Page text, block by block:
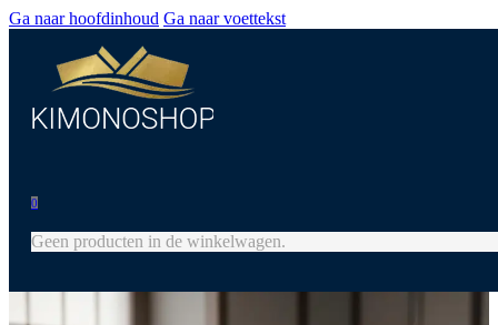
Ga naar hoofdinhoud Ga naar voettekst
0
Geen producten in de winkelwagen.